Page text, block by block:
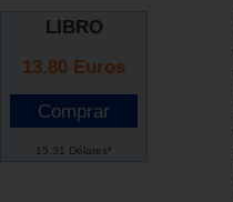
LIBRO
13.80 Euros
15.31 Dólares*